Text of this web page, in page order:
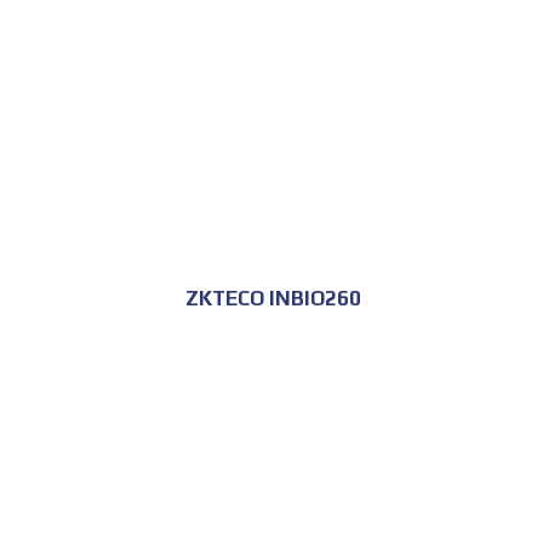
ZKTECO INBIO260